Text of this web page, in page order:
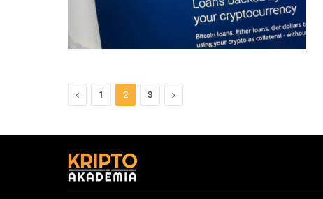
Previous
1 2 3 Next